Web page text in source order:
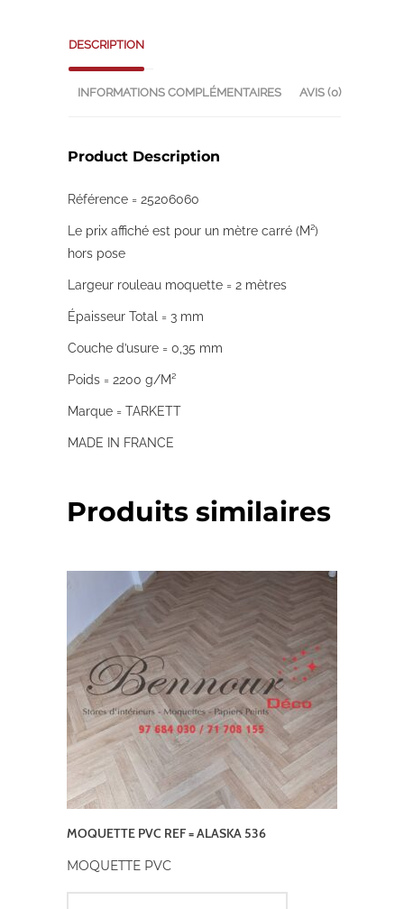
DESCRIPTION
INFORMATIONS COMPLÉMENTAIRES AVIS (0)
Product Description
Référence = 25206060
Le prix affiché est pour un mètre carré (M²)
hors pose
Largeur rouleau moquette = 2 mètres
Épaisseur Total = 3 mm
Couche d’usure = 0,35 mm
Poids = 2200 g/M²
Marque = TARKETT
MADE IN FRANCE
Produits similaires
MOQUETTE PVC REF = ALASKA 536
MOQUETTE PVC